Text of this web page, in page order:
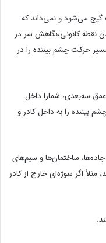
گیج می‌شود و نمی‌داند که
نقطه کانونی،نگاهش سر در
حرکت چشم بیننده را در
سه‌بعدی، شمارا داخل
را به داخل کادر و
ساختمان‌ها و سیم‌های
اگر سوژه‌ای خارج از کادر